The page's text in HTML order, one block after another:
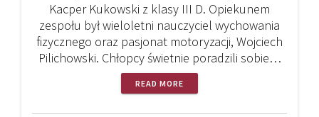
Kacper Kukowski z klasy III D. Opiekunem
zespołu był wieloletni nauczyciel wychowania
fizycznego oraz pasjonat motoryzacji, Wojciech
Pilichowski. Chłopcy świetnie poradzili sobie…
READ MORE